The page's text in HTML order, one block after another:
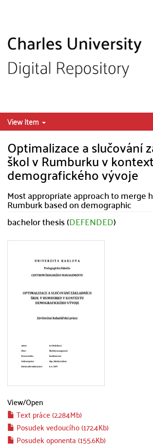
View Item
Optimalizace a slučování
škol v Rumburku v
demografického vývoje
Most appropriate approach to merge
Rumburk based on demographic
bachelor thesis (DEFENDED)
View/Open
Text práce (2.284Mb)
Posudek vedoucího (172.4Kb)
Posudek oponenta (155.6Kb)